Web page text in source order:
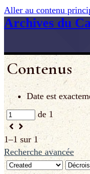
Aller au contenu
Archives du
Contenus
Date est
de 1
1–1 sur 1
Recherche avancée